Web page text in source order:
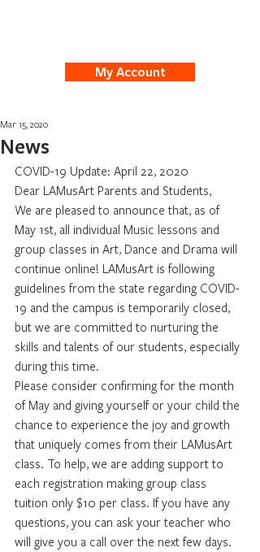
My Account
News
Mar 15, 2020
COVID-19 Update: April 22, 2020
Dear LAMusArt Parents and Students,
We are pleased to announce that, as of
May 1st, all individual Music lessons and
group classes in Art, Dance and Drama will
continue online! LAMusArt is following
guidelines from the state regarding COVID-
19 and the campus is temporarily closed,
but we are committed to nurturing the
skills and talents of our students, especially
during this time.
Please consider confirming for the month
of May and giving yourself or your child the
chance to experience the joy and growth
that uniquely comes from their LAMusArt
class. To help, we are adding support to
each registration making group class
tuition only $10 per class. If you have any
questions, you can ask your teacher who
will give you a call over the next few days.